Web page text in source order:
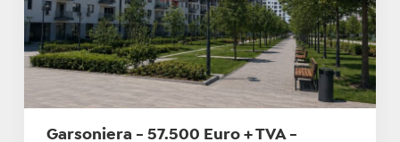
Garsoniera - 57.500 Euro + TVA -